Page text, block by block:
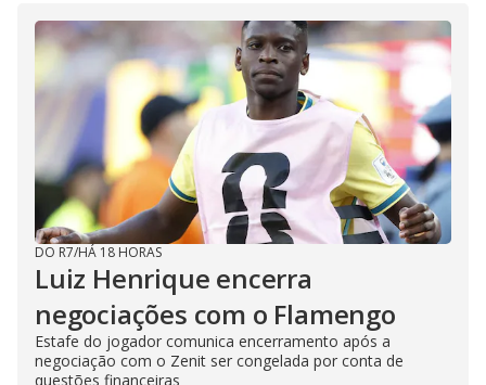
DO R7/HÁ 18 HORAS
Luiz Henrique encerra
negociações com o Flamengo
Estafe do jogador comunica encerramento após a
negociação com o Zenit ser congelada por conta de
questões financeiras